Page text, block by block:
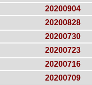
20200904
20200828
20200730
20200723
20200716
20200709